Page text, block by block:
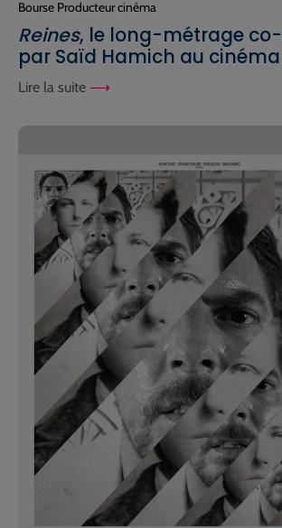
Bourse Producteur cinéma
Reines, le long-métrage
par Saïd Hamich au cinéma
Lire la suite